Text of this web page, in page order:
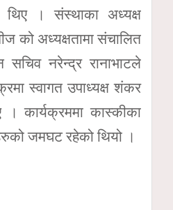
। संस्थाका अध्यक्ष
को अध्यक्षतामा संचालित
सचिव नरेन्द्र रानाभाटले
स्वागत उपाध्यक्ष शंकर
। कार्यक्रममा कास्कीका
जमघट रहेको थियो ।